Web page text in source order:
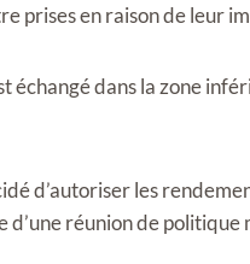
prises en raison de leur
échangé dans la zone
d’autoriser les
d’une réunion de